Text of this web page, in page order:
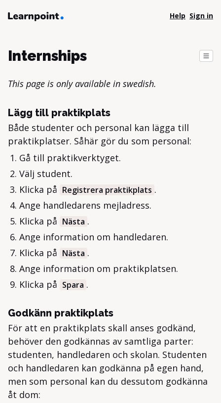
Help Sign in
Internships
This page is only available in swedish.
Lägg till praktikplats
Både studenter och personal kan lägga till
praktikplatser. Såhär gör du som personal:
Gå till praktikverktyget.
Välj student.
Klicka på Registrera praktikplats .
Ange handledarens mejladress.
Klicka på Nästa .
Ange information om handledaren.
Klicka på Nästa .
Ange information om praktikplatsen.
Klicka på Spara .
Godkänn praktikplats
För att en praktikplats skall anses godkänd,
behöver den godkännas av samtliga parter:
studenten, handledaren och skolan. Studenten
och handledaren kan godkänna på egen hand,
men som personal kan du dessutom godkänna
åt dom: